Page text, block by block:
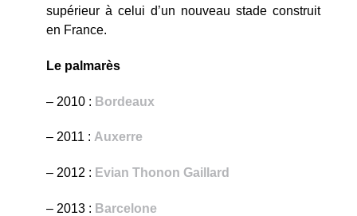
supérieur à celui d’un nouveau stade construit
en France.
Le palmarès
– 2010 : Bordeaux
– 2011 : Auxerre
– 2012 : Evian Thonon Gaillard
– 2013 : Barcelone